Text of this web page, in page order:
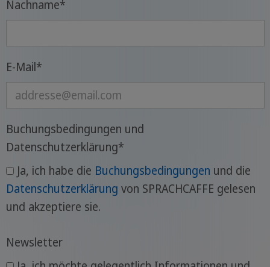
Nachname*
E-Mail*
Buchungsbedingungen und
Datenschutzerklärung*
Ja, ich habe die Buchungsbedingungen und die
Datenschutzerklärung von SPRACHCAFFE gelesen
und akzeptiere sie.
Newsletter